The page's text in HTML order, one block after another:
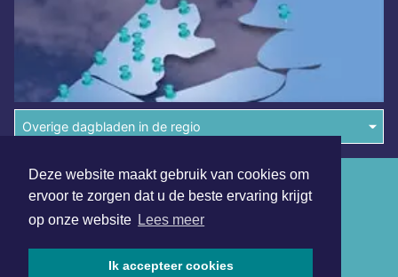
Deze website maakt gebruik van cookies om
ervoor te zorgen dat u de beste ervaring krijgt
op onze website Lees meer
Ik accepteer cookies
Overige dagbladen in de regio
Algemene voorwaarden